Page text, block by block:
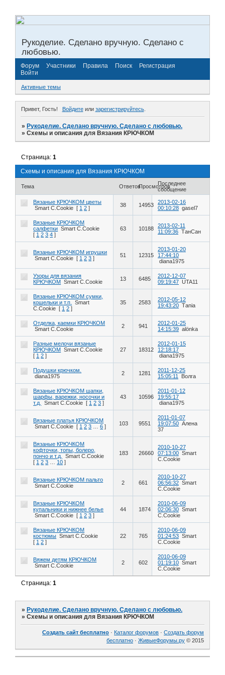
Рукоделие. Сделано вручную. Сделано с
любовью.
Форум Участники Правила Поиск
Регистрация
Войти
Активные темы
Привет, Гость! Войдитеили зарегистрируйтесь.
»Рукоделие. Сделано вручную. Сделано с любовью.
»Схемы и описания для Вязания КРЮЧКОМ
Схемы и описания для Вязания КРЮЧКОМ
Страница:1
Тема ОтветовПросмотровПоследнее
сообщение
Вязаные КРЮЧКОМ цветы
Smart C.Cookie [ 1 2 ] 38 14953
2013-02-16
00:10:28 gasel7
Вязаные КРЮЧКОМ
салфетки Smart C.Cookie
[ 1 2 3 4 ]
63 10188
2013-02-11
11:09:36 ТанСан
Вязаные КРЮЧКОМ игрушки
Smart C.Cookie [ 1 2 3 ] 51 12315
2013-01-20
17:44:10
diana1975
Узоры для вязания
КРЮЧКОМ
Smart C.Cookie 13 6485
2012-12-07
09:19:47 UTA11
Вязаные КРЮЧКОМ сумки,
кошельки и т.п.
Smart
C.Cookie [ 1 2 ]
35 2583
2012-05-12
19:43:20 Тania
Отделка, каемки КРЮЧКОМ
Smart C.Cookie
2 941
2012-01-25
14:15:39 alönka
Разные мелочи вязаные
КРЮЧКОМ
Smart C.Cookie
[ 1 2 ]
27 18312
2012-01-15
12:18:17
diana1975
Подушки крючком.
diana1975
2 1281
2011-12-25
15:05:11
Волга
Вязаные КРЮЧКОМ шапки,
шарфы, варежки, носочки и
т.д.
Smart C.Cookie [ 1 2 3 ]
43 10596
2011-01-12
19:55:17
diana1975
Вязаные платья КРЮЧКОМ
Smart C.Cookie [ 1 2 3 6 ] 103 9551
2011-01-07
19:07:50 Алена
37
Вязаные КРЮЧКОМ
кофточки, топы, болеро,
пончо и т.д.
Smart C.Cookie
[ 1 2 3 10 ]
183 26660
2010-10-27
07:13:00 Smart
C.Cookie
Вязаные КРЮЧКОМ пальто
Smart C.Cookie
2 661
2010-10-27
06:56:32 Smart
C.Cookie
Вязаные КРЮЧКОМ
купальники и нижнее белье
Smart C.Cookie [ 1 2 3 ]
44 1874
2010-06-09
02:06:30 Smart
C.Cookie
Вязаные КРЮЧКОМ
костюмы Smart C.Cookie
[ 1 2 ]
22 765
2010-06-09
01:24:53 Smart
C.Cookie
Вяжем детям КРЮЧКОМ
Smart C.Cookie
2 602
2010-06-09
01:19:10 Smart
C.Cookie
Страница:1
»Рукоделие. Сделано вручную. Сделано с любовью.
»Схемы и описания для Вязания КРЮЧКОМ
Создать сайт бесплатно · Каталог форумов · Создать форум
бесплатно · ЖивыеФорумы.ру © 2015